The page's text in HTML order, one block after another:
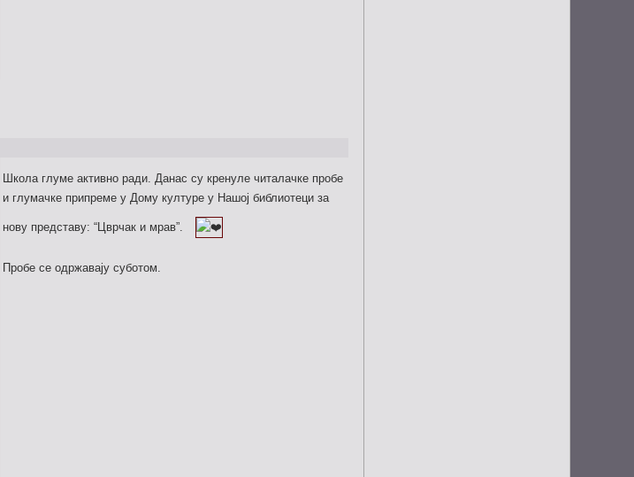
Школа глуме активно ради. Данас су кренуле читалачке пробе
и глумачке припреме у Дому културе у Нашој библиотеци за
нову представу: “Цврчак и мрав”.
Пробе се одржавају суботом.